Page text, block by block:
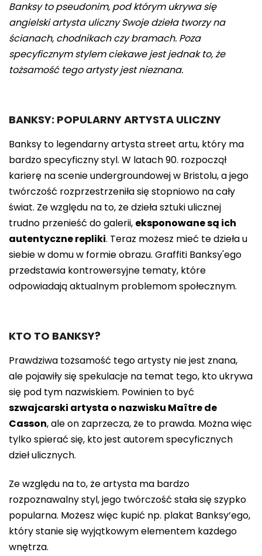
Banksy to pseudonim, pod którym ukrywa się
angielski artysta uliczny Swoje dzieła tworzy na
ścianach, chodnikach czy bramach. Poza
specyficznym stylem ciekawe jest jednak to, że
tożsamość tego artysty jest nieznana.
BANKSY: POPULARNY ARTYSTA ULICZNY
Banksy to legendarny artysta street artu, który ma
bardzo specyficzny styl. W latach 90. rozpoczął
karierę na scenie undergroundowej w Bristolu, a jego
twórczość rozprzestrzeniła się stopniowo na cały
świat. Ze względu na to, że dzieła sztuki ulicznej
trudno przenieść do galerii, eksponowane są ich
autentyczne repliki. Teraz możesz mieć te dzieła u
siebie w domu w formie obrazu. Graffiti Banksy'ego
przedstawia kontrowersyjne tematy, które
odpowiadają aktualnym problemom społecznym.
KTO TO BANKSY?
Prawdziwa tożsamość tego artysty nie jest znana,
ale pojawiły się spekulacje na temat tego, kto ukrywa
się pod tym nazwiskiem. Powinien to być
szwajcarski artysta o nazwisku Maître de
Casson, ale on zaprzecza, że ​​to prawda. Można więc
tylko spierać się, kto jest autorem specyficznych
dzieł ulicznych.
Ze względu na to, że artysta ma bardzo
rozpoznawalny styl, jego twórczość stała się szypko
popularna. Możesz więc kupić np. plakat Banksy’ego,
który stanie się wyjątkowym elementem każdego
wnętrza.